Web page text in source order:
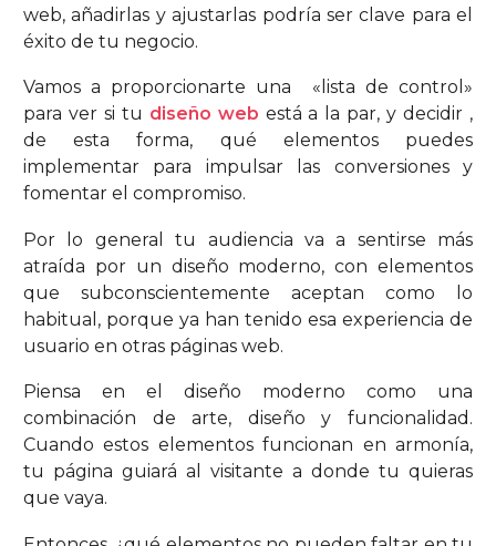
web, añadirlas y ajustarlas podría ser clave para el
éxito de tu negocio.
Vamos a proporcionarte una «lista de control»
para ver si tu diseño web está a la par, y decidir ,
de esta forma, qué elementos puedes
implementar para impulsar las conversiones y
fomentar el compromiso.
Por lo general tu audiencia va a sentirse más
atraída por un diseño moderno, con elementos
que subconscientemente aceptan como lo
habitual, porque ya han tenido esa experiencia de
usuario en otras páginas web.
Piensa en el diseño moderno como una
combinación de arte, diseño y funcionalidad.
Cuando estos elementos funcionan en armonía,
tu página guiará al visitante a donde tu quieras
que vaya.